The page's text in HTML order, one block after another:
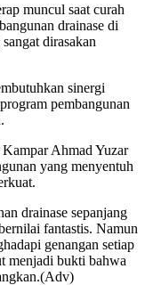
muncul saat curah
drainase di
dirasakan
sinergi
pembangunan
Ahmad Yuzar
yang menyentuh
drainase sepanjang
fantastis. Namun
genangan setiap
menjadi bukti bahwa